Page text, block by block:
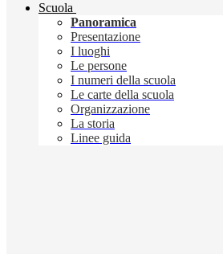
Scuola
Panoramica
Presentazione
I luoghi
Le persone
I numeri della scuola
Le carte della scuola
Organizzazione
La storia
Linee guida